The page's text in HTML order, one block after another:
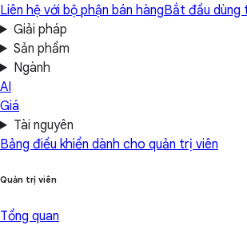
Liên hệ với bộ phận bán hàngBắt đầu dùng
Giải pháp
Sản phẩm
Ngành
AI
Giá
Tài nguyên
Bảng điều khiển dành cho quản trị viên
Quản trị viên
Tổng quan